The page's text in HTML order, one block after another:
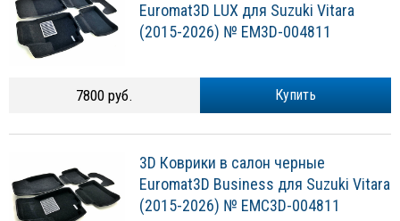
Euromat3D LUX для Suzuki Vitara
(2015-2026) № EM3D-004811
Купить
7800 руб.
3D Коврики в салон черные
Euromat3D Business для Suzuki Vitara
(2015-2026) № EMC3D-004811